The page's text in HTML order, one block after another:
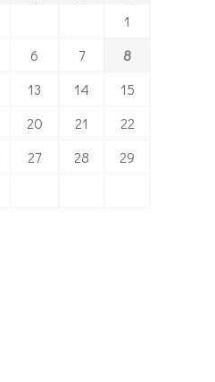
1
6 7
8
13 14
15
20 21
22
27 28
29